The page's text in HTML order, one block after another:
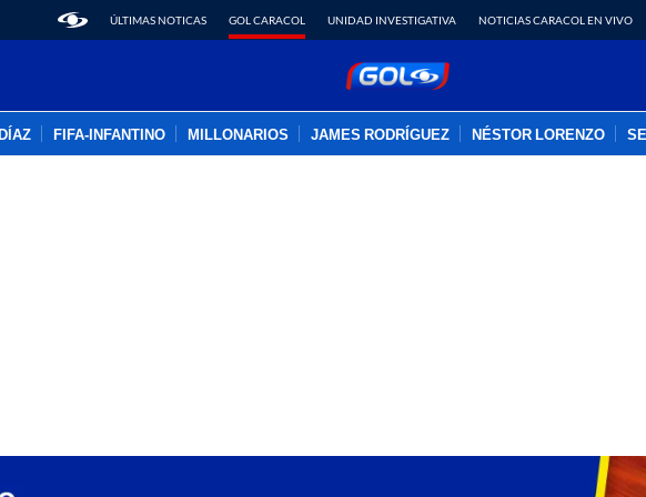
ÚLTIMAS NOTICAS GOL CARACOL UNIDAD INVESTIGATIVA NOTICIAS CARACOL EN VIVO
FIFA-INFANTINO MILLONARIOS JAMES RODRÍGUEZ NÉSTOR LORENZO